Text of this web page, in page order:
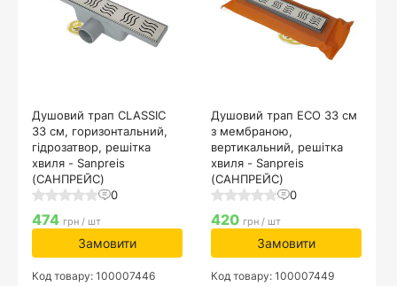
Душовий трап CLASSIC
33 см, горизонтальний,
гідрозатвор, решітка
хвиля - Sanpreis
(САНПРЕЙС)
0
474 грн / шт
Замовити
Код товару: 100007446
Душовий трап ECO 33 см
з мембраною,
вертикальний, решітка
хвиля - Sanpreis
(САНПРЕЙС)
0
420 грн / шт
Замовити
Код товару: 100007449